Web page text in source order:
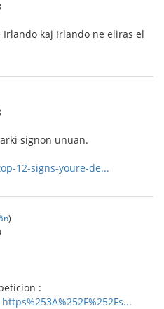
Irlando kaj Irlando ne eliras el
signon unuan.
12-signs-youre-de...
)
: